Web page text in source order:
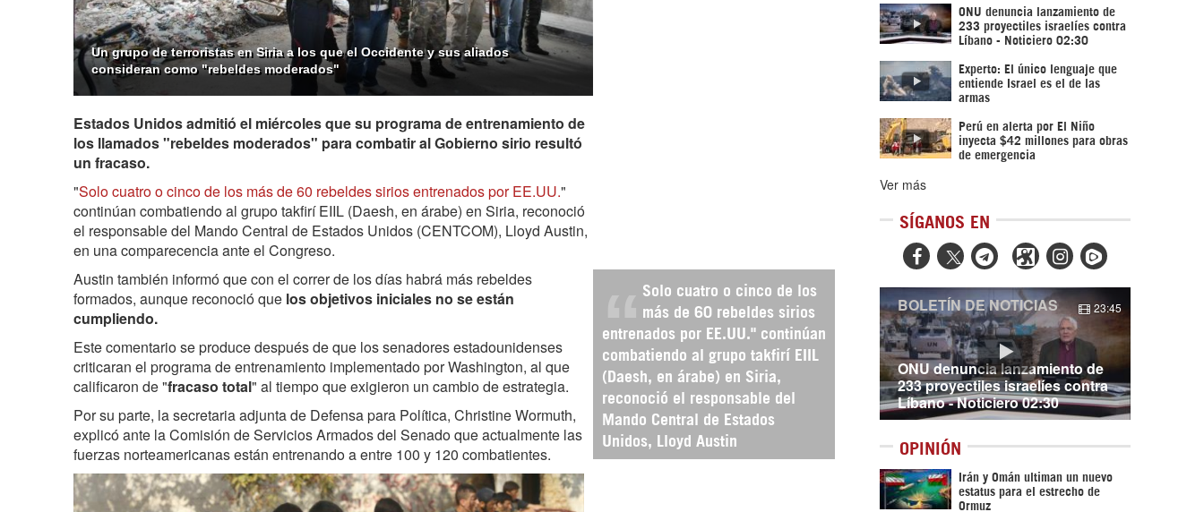
Un grupo de terroristas en Siria a los que el Occidente y sus aliados
consideran como "rebeldes moderados"
Estados Unidos admitió el miércoles que su programa de entrenamiento de
los llamados "rebeldes moderados" para combatir al Gobierno sirio resultó
un fracaso.
"Solo cuatro o cinco de los más de 60 rebeldes sirios entrenados por EE.UU."
continúan combatiendo al grupo takfirí EIIL (Daesh, en árabe) en Siria, reconoció
el responsable del Mando Central de Estados Unidos (CENTCOM), Lloyd Austin,
en una comparecencia ante el Congreso.
Solo cuatro o cinco de los
más de 60 rebeldes sirios
entrenados por EE.UU." continúan
combatiendo al grupo takfirí EIIL
(Daesh, en árabe) en Siria,
reconoció el responsable del
Mando Central de Estados
Unidos, Lloyd Austin
Austin también informó que con el correr de los días habrá más rebeldes
formados, aunque reconoció que los objetivos iniciales no se están
cumpliendo.
Este comentario se produce después de que los senadores estadounidenses
criticaran el programa de entrenamiento implementado por Washington, al que
calificaron de "fracaso total" al tiempo que exigieron un cambio de estrategia.
Por su parte, la secretaria adjunta de Defensa para Política, Christine Wormuth,
explicó ante la Comisión de Servicios Armados del Senado que actualmente las
fuerzas norteamericanas están entrenando a entre 100 y 120 combatientes.
ONU denuncia lanzamiento de
233 proyectiles israelíes contra
Líbano - Noticiero 02:30
Experto: El único lenguaje que
entiende Israel es el de las
armas
Perú en alerta por El Niño
inyecta $42 millones para obras
de emergencia
Ver más
SÍGANOS EN
  
ONU denuncia lanzamiento de
233 proyectiles israelíes contra
Líbano - Noticiero 02:30
BOLETÍN DE NOTICIAS 23:45
OPINIÓN
Irán y Omán ultiman un nuevo
estatus para el estrecho de
Ormuz